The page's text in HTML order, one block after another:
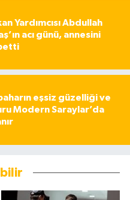
Yardımcısı Abdullah
acı günü, annesini
eşsiz güzelliği ve
Modern Saraylar’da